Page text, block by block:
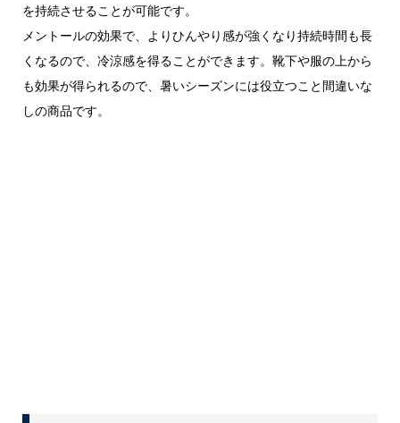
を持続させることが可能です。
メントールの効果で、よりひんやり感が強くなり持続時間も長
くなるので、冷涼感を得ることができます。靴下や服の上から
も効果が得られるので、暑いシーズンには役立つこと間違いな
しの商品です。